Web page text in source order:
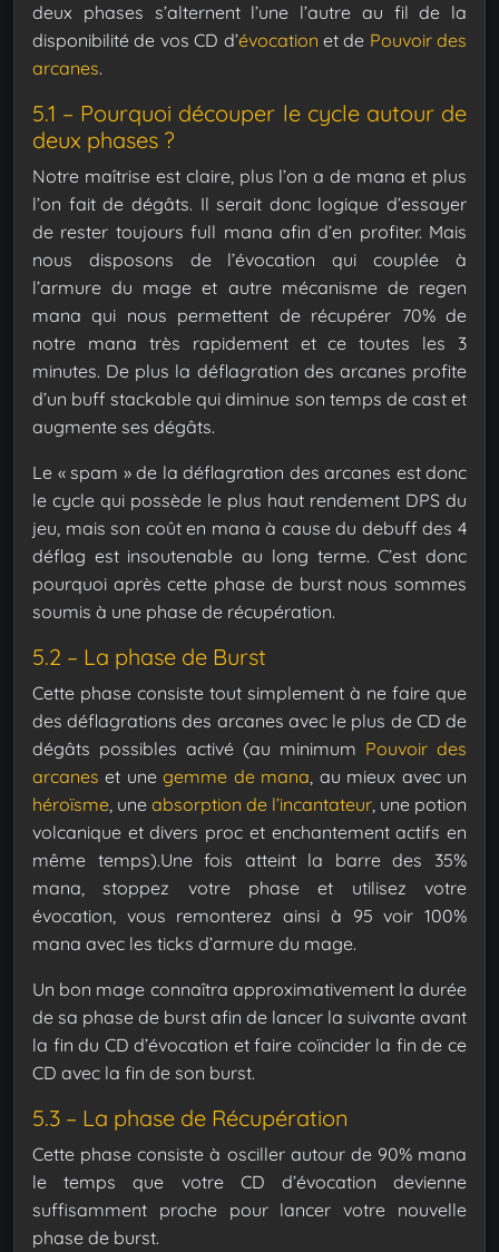
deux phases s’alternent l’une l’autre au fil de la
disponibilité de vos CD d’évocation et de Pouvoir des
arcanes.
5.1 – Pourquoi découper le cycle autour de
deux phases ?
Notre maîtrise est claire, plus l’on a de mana et plus
l’on fait de dégâts. Il serait donc logique d’essayer
de rester toujours full mana afin d’en profiter. Mais
nous disposons de l’évocation qui couplée à
l’armure du mage et autre mécanisme de regen
mana qui nous permettent de récupérer 70% de
notre mana très rapidement et ce toutes les 3
minutes. De plus la déflagration des arcanes profite
d’un buff stackable qui diminue son temps de cast et
augmente ses dégâts.
Le « spam » de la déflagration des arcanes est donc
le cycle qui possède le plus haut rendement DPS du
jeu, mais son coût en mana à cause du debuff des 4
déflag est insoutenable au long terme. C’est donc
pourquoi après cette phase de burst nous sommes
soumis à une phase de récupération.
5.2 – La phase de Burst
Cette phase consiste tout simplement à ne faire que
des déflagrations des arcanes avec le plus de CD de
dégâts possibles activé (au minimum Pouvoir des
arcanes et unegemme de mana, au mieux avec un
héroïsme, une absorption de l’incantateur, une potion
volcanique et divers proc et enchantement actifs en
même temps).Une fois atteint la barre des 35%
mana, stoppez votre phase et utilisez votre
évocation, vous remonterez ainsi à 95 voir 100%
mana avec les ticks d’armure du mage.
Un bon mage connaîtra approximativement la durée
de sa phase de burst afin de lancer la suivante avant
la fin du CD d’évocation et faire coïncider la fin de ce
CD avec la fin de son burst.
5.3 – La phase de Récupération
Cette phase consiste à osciller autour de 90% mana
le temps que votre CD d’évocation devienne
suffisamment proche pour lancer votre nouvelle
phase de burst.